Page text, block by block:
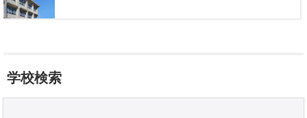
学校検索